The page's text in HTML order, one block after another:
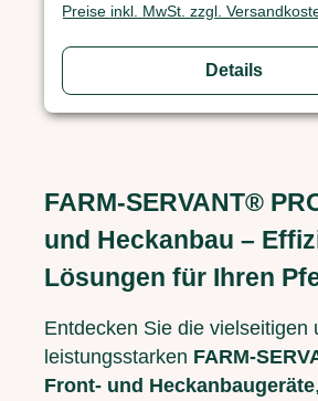
Preise inkl. MwSt. zzgl.
Details
FARM-SERVANT®
und Heckanbau –
Lösungen für Ihren
Entdecken Sie die vielseitigen
leistungsstarken FARM-
Front- und Heckanbaugeräte